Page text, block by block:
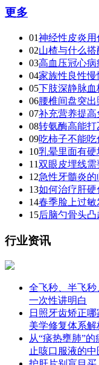
更多
01神经性皮炎
02山楂与什么
03高血压冠心
04家族性良性
05下肢深静脉血
06腰椎间盘突
07补充营养提高
08转氨酶高能
09吃柿子不能
10乳晕里面有
11双眼皮埋线需
12急性牙髓炎
13如何治疗肝
14春季脸上过
15后脑勺骨头
行业资讯
全飞秒、半飞
一次性讲明白
日照牙齿矫正
美学修复体系解
从“痰热壅肺”
止咳口服液的